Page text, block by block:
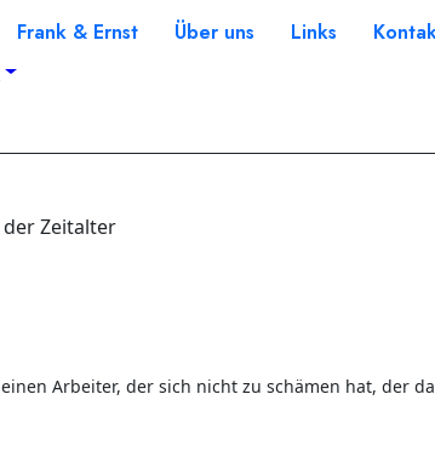
Frank & Ernst Über uns Links
Zeitalter
Arbeiter, der sich nicht zu schämen hat, der